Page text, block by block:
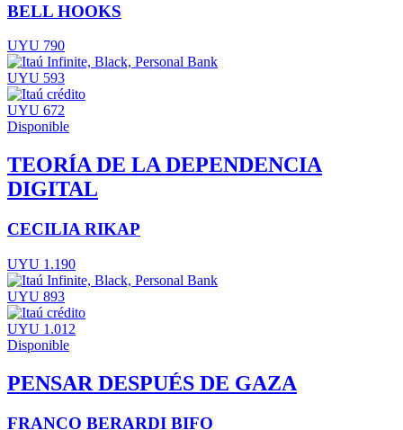
BELL HOOKS
UYU 790
UYU 593
UYU 672
Disponible
TEORÍA DE LA DEPENDENCIA
DIGITAL
CECILIA RIKAP
UYU 1.190
UYU 893
UYU 1.012
Disponible
PENSAR DESPUÉS DE GAZA
FRANCO BERARDI BIFO